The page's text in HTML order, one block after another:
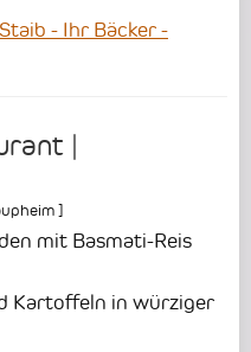
- Ihr Bäcker -
|
]
mit Basmati-Reis
Kartoffeln in würziger